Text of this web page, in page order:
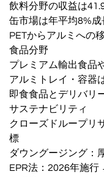
飲料分野の収益は
缶市場は年平均8%成
PETからアルミへの
食品分野
プレミアム輸出食品
アルミトレイ・容器
即食食品とデリバリ
サステナビリティ
クローズドループリ
標
ダウングージング：
EPR法：2026年施